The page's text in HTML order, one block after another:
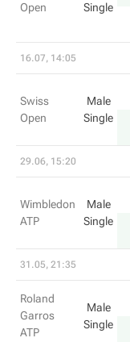
Open
Single
16.07, 14:05
Swiss
Open
Male
Single
29.06, 15:20
Wimbledon
ATP
Male
Single
31.05, 21:35
Roland
Garros
ATP
Male
Single